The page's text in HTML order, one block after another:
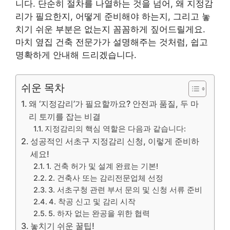
니다. 단순히 절차를 나열하는 것을 넘어, 왜 지정감
리가 필요한지, 어떻게 준비해야 하는지, 그리고 놓
치기 쉬운 부분은 없는지 꼼꼼하게 짚어드릴게요.
마치 옆집 건축 전문가가 설명해주는 것처럼, 쉽고
명확하게 안내해 드리겠습니다.
쉬운 목차
왜 ‘지정감리’가 필요할까요? 안전과 품질, 두 마
리 토끼를 잡는 비결
지정감리의 핵심 역할은 다음과 같습니다:
성공적인 서초구 지정감리 신청, 이렇게 준비하
세요!
1. 건축 허가 및 설계 완료는 기본!
2. 건축사 또는 감리전문업체 선정
3. 서초구청 관련 부서 문의 및 신청 서류 준비
4. 착공 신고 및 감리 시작
5. 하자 없는 완공을 위한 협력
놓치기 쉬운 꿀팁!